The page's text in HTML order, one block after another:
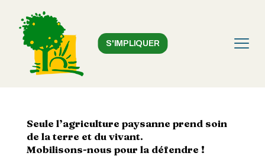
S'IMPLIQUER
Seule l’agriculture paysanne prend soin
de la terre et du vivant.
Mobilisons-nous pour la défendre !